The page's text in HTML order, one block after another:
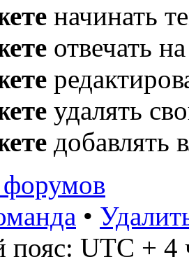
начинать
отвечать
удалять
добавлять
•
пояс: UTC + 4